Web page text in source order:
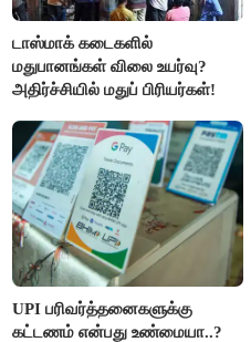
டாஸ்மாக் கடைகளில்
மதுபானங்கள் விலை உயர்வு?
அதிர்ச்சியில் மதுப் பிரியர்கள்!
UPI பரிவர்த்தனைகளுக்கு
கட்டணம் என்பது உண்மையா..?